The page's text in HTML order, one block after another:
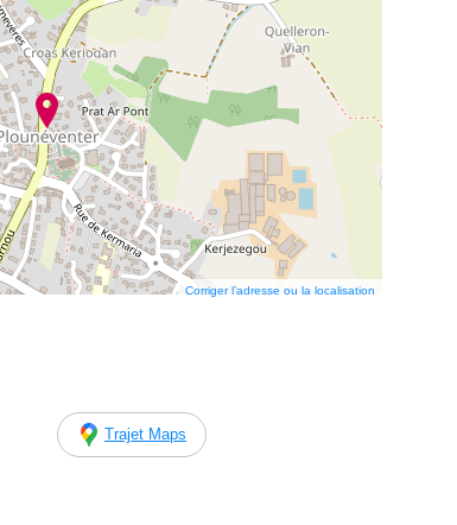
Corriger l’adresse ou la localisation
Trajet Maps